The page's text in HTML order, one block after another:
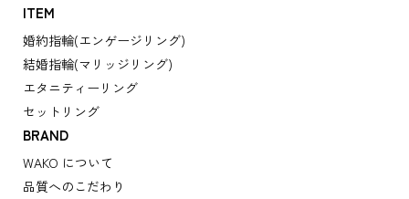
ITEM
婚約指輪(エンゲージリング)
結婚指輪(マリッジリング)
エタニティーリング
セットリング
BRAND
WAKO について
品質へのこだわり